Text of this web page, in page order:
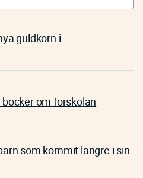
guldkorn i
om förskolan
som kommit längre i sin